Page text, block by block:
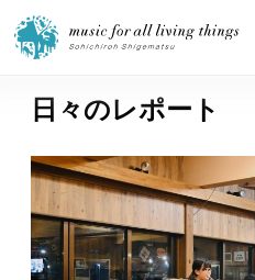
ホーム
ニュース
テーマ
日々のレポート